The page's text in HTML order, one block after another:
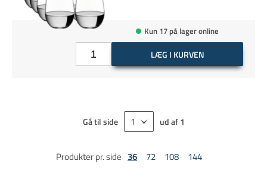
Kun 17 på lager online
LÆG I KURVEN
Gå til side ud af 1
Produkter pr. side 36 72 108 144